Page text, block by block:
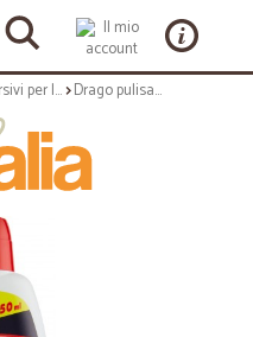
Detersivi per la casa Drago pulisan anticalcare - ml.750